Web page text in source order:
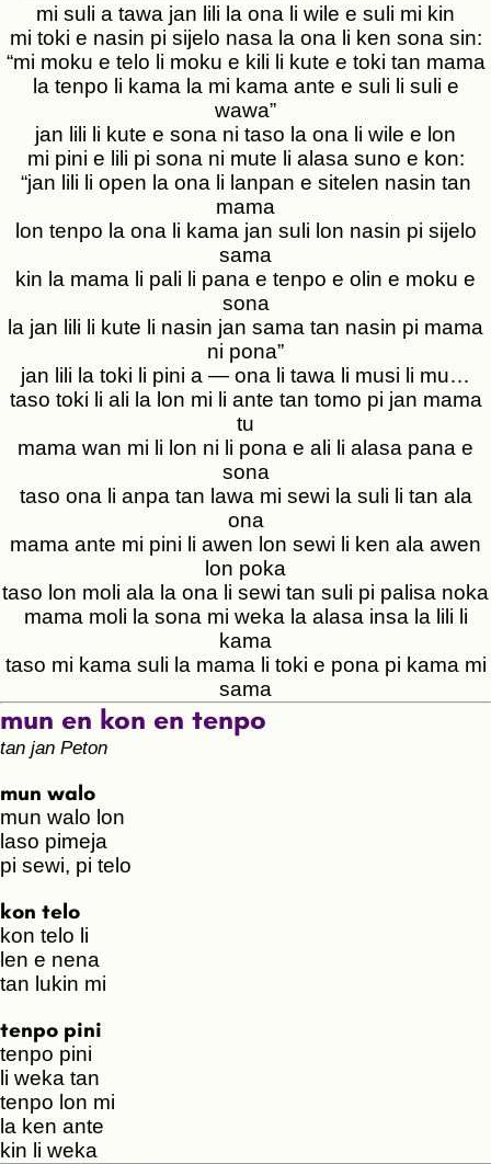
mi suli a tawa jan lili la ona li wile e suli mi kin
mi toki e nasin pi sijelo nasa la ona li ken sona sin:
“mi moku e telo li moku e kili li kute e toki tan mama
la tenpo li kama la mi kama ante e suli li suli e
wawa”
jan lili li kute e sona ni taso la ona li wile e lon
mi pini e lili pi sona ni mute li alasa suno e kon:
“jan lili li open la ona li lanpan e sitelen nasin tan
mama
lon tenpo la ona li kama jan suli lon nasin pi sijelo
sama
kin la mama li pali li pana e tenpo e olin e moku e
sona
la jan lili li kute li nasin jan sama tan nasin pi mama
ni pona”
jan lili la toki li pini a — ona li tawa li musi li mu…
taso toki li ali la lon mi li ante tan tomo pi jan mama
tu
mama wan mi li lon ni li pona e ali li alasa pana e
sona
taso ona li anpa tan lawa mi sewi la suli li tan ala
ona
mama ante mi pini li awen lon sewi li ken ala awen
lon poka
taso lon moli ala la ona li sewi tan suli pi palisa noka
mama moli la sona mi weka la alasa insa la lili li
kama
taso mi kama suli la mama li toki e pona pi kama mi
sama
mun en kon en tenpo
tan jan Peton
mun walo
mun walo lon
laso pimeja
pi sewi, pi telo
kon telo
kon telo li
len e nena
tan lukin mi
tenpo pini
tenpo pini
li weka tan
tenpo lon mi
la ken ante
kin li weka